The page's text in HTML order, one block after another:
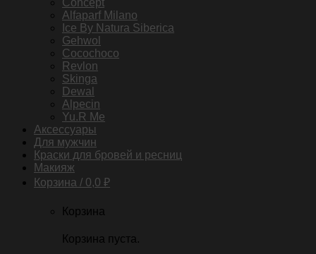
Concept
Alfaparf Milano
Ice By Natura Siberica
Gehwol
Cocochoco
Revlon
Skinga
Dewal
Alpecin
Yu.R Me
Аксессуары
Для мужчин
Краски для бровей и ресниц
Макияж
Корзина / 0,0 ₽
Корзина
Корзина пуста.